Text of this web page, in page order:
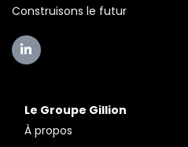
Construisons le futur
Le Groupe Gillion
À propos